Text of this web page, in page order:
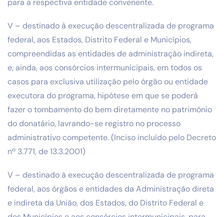
V – destinado à execução descentralizada de programa
federal, aos Estados, Distrito Federal e Municípios,
compreendidas as entidades de administração indireta,
e, ainda, aos consórcios intermunicipais, em todos os
casos para exclusiva utilização pelo órgão ou entidade
executora do programa, hipótese em que se poderá
fazer o tombamento do bem diretamente no patrimônio
do donatário, lavrando-se registro no processo
administrativo competente. (Inciso incluído pelo Decreto
nº 3.771, de 13.3.2001)
V – destinado à execução descentralizada de programa
federal, aos órgãos e entidades da Administração direta
e indireta da União, dos Estados, do Distrito Federal e